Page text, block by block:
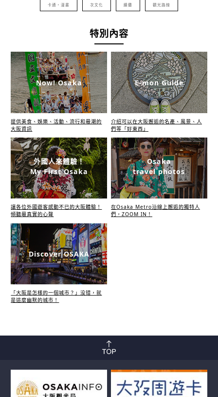
卡通・漫畫 次文化 續攤 觀光路線
特別內容
Now! Osaka
提供美食、娛樂、活動、流行和最潮的
大阪資訊
E-mon Guide
介绍可以在大阪邂逅的名產、風景、人
們等「好東西」
外國人來體驗！
My First Osaka
讓各位外國遊客感動不已的大阪體驗！
傾聽最真實的心聲
Osaka
travel photos
在Osaka Metro沿線上邂逅的獨特人
們，ZOOM IN！
Discover OSAKA
「大阪是怎樣的一個城市？」没错，就
是這麼幽默的城市！